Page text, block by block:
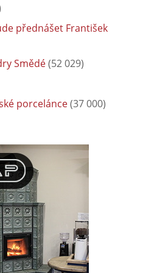
přednášet František
Smědé(52 029)
porcelánce(37 000)